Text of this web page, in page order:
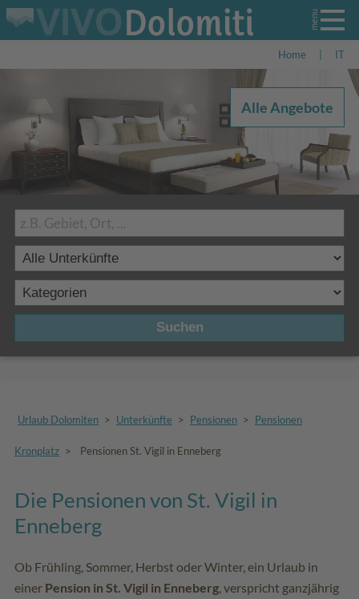
Home IT
Suchen
Alle Angebote
Urlaub Dolomiten > Unterkünfte > Pensionen > Pensionen
Kronplatz > Pensionen St. Vigil in Enneberg
Die Pensionen von St. Vigil in
Enneberg
Ob Frühling, Sommer, Herbst oder Winter, ein Urlaub in
einer Pension in St. Vigil in Enneberg , verspricht ganzjährig